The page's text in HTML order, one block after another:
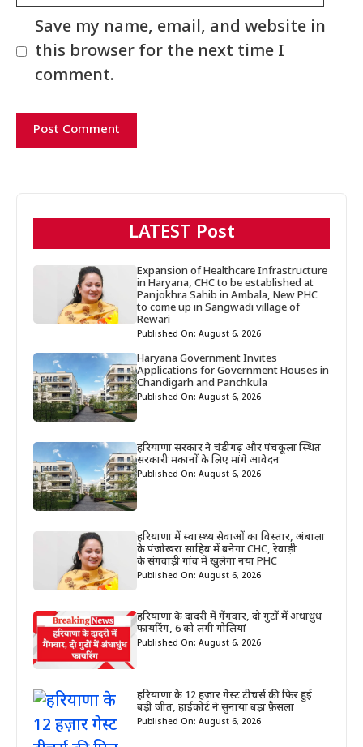
Save my name, email, and website in
this browser for the next time I
comment.
LATEST Post
Expansion of Healthcare Infrastructure
in Haryana, CHC to be established at
Panjokhra Sahib in Ambala, New PHC
to come up in Sangwadi village of
Rewari
Published On: August 6, 2026
Haryana Government Invites
Applications for Government Houses in
Chandigarh and Panchkula
Published On: August 6, 2026
हरियाणा सरकार ने चंडीगढ़ और पंचकूला स्थित
सरकारी मकानों के लिए मांगे आवेदन
Published On: August 6, 2026
हरियाणा में स्वास्थ्य सेवाओं का विस्तार, अंबाला
के पंजोखरा साहिब में बनेगा CHC, रेवाड़ी
के संगवाड़ी गांव में खुलेगा नया PHC
Published On: August 6, 2026
हरियाणा के दादरी में गैंगवार, दो गुटों में अंधाधुंध
फायरिंग, 6 को लगी गोलियां
Published On: August 6, 2026
हरियाणा के 12 हज़ार गेस्ट टीचर्स की फिर हुई
बड़ी जीत, हाईकोर्ट ने सुनाया बड़ा फ़ैसला
Published On: August 6, 2026